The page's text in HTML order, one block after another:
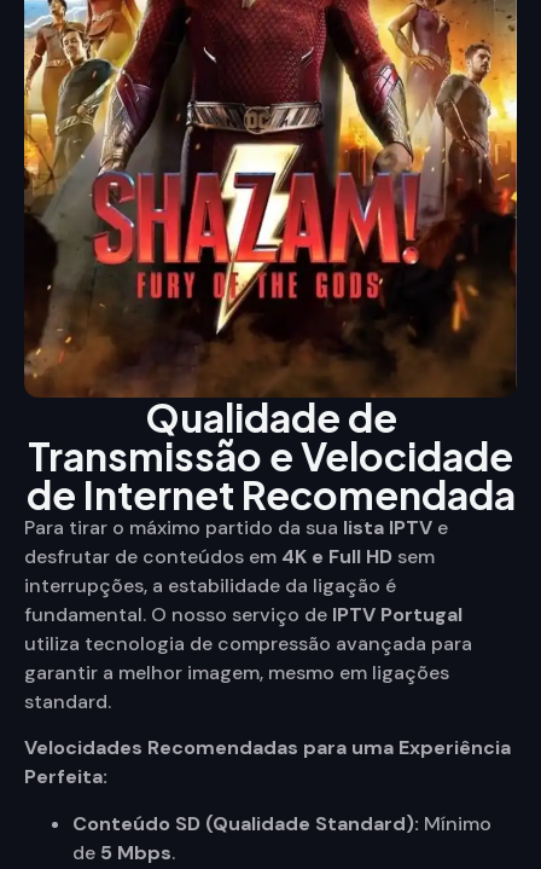
Qualidade de
Transmissão e Velocidade
de Internet Recomendada
Para tirar o máximo partido da sua lista IPTV e
desfrutar de conteúdos em 4K e Full HD sem
interrupções, a estabilidade da ligação é
fundamental. O nosso serviço de IPTV Portugal
utiliza tecnologia de compressão avançada para
garantir a melhor imagem, mesmo em ligações
standard.
Velocidades Recomendadas para uma Experiência
Perfeita:
Conteúdo SD (Qualidade Standard): Mínimo
de 5 Mbps.